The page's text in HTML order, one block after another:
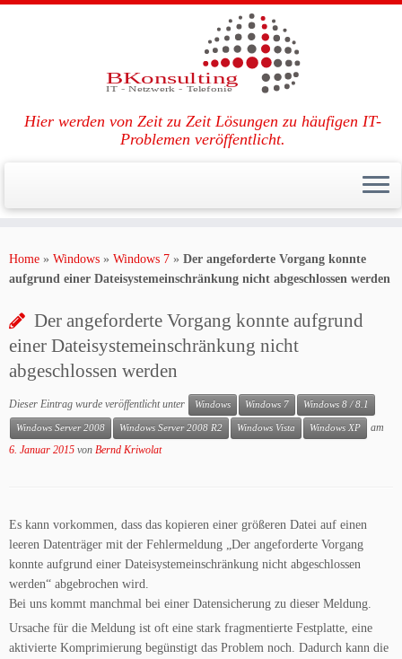
Inhalt
springen
Hier werden von Zeit zu Zeit Lösungen zu häufigen IT-
Problemen veröffentlicht.
Home » Windows » Windows 7 » Der angeforderte Vorgang konnte
aufgrund einer Dateisystemeinschränkung nicht abgeschlossen werden
Der angeforderte Vorgang konnte aufgrund
einer Dateisystemeinschränkung nicht
abgeschlossen werden
Dieser Eintrag wurde veröffentlicht unter Windows Windows 7 Windows 8 / 8.1
Windows Server 2008 Windows Server 2008 R2 Windows Vista Windows XP
am
6. Januar 2015 von Bernd Kriwolat
Es kann vorkommen, dass das kopieren einer größeren Datei auf einen
leeren Datenträger mit der Fehlermeldung „Der angeforderte Vorgang
konnte aufgrund einer Dateisystemeinschränkung nicht abgeschlossen
werden“ abgebrochen wird.
Bei uns kommt manchmal bei einer Datensicherung zu dieser Meldung.
Ursache für die Meldung ist oft eine stark fragmentierte Festplatte, eine
aktivierte Komprimierung begünstigt das Problem noch. Dadurch kann die